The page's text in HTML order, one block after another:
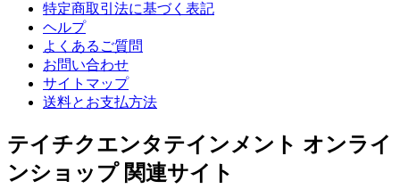
特定商取引法に基づく表記
ヘルプ
よくあるご質問
お問い合わせ
サイトマップ
送料とお支払方法
テイチクエンタテインメント オンライ
ンショップ 関連サイト